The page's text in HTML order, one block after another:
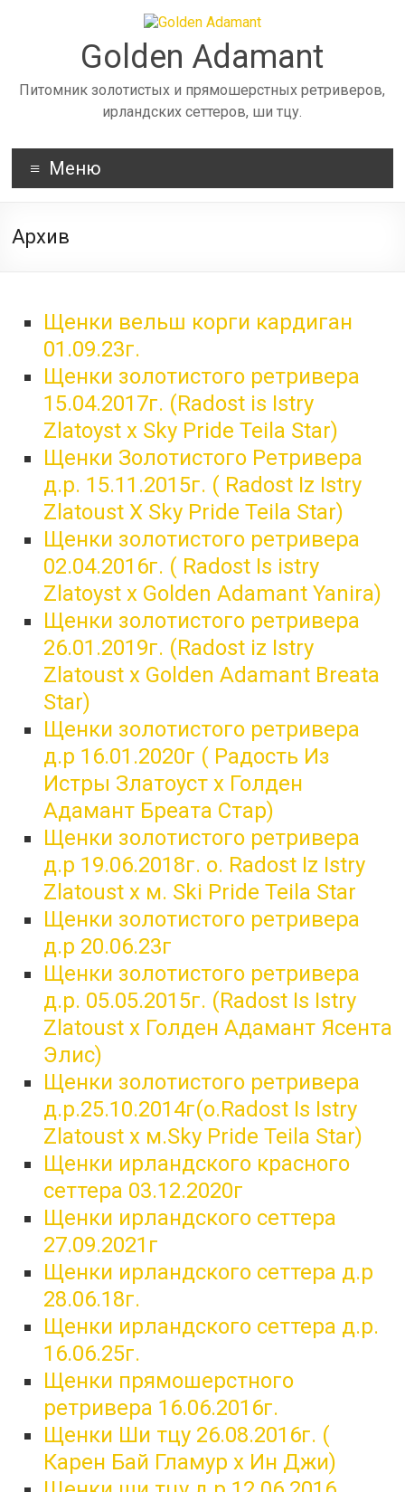
Golden Adamant
Питомник золотистых и прямошерстных ретриверов,
ирландских сеттеров, ши тцу.
Меню
Архив
Щенки вельш корги кардиган
01.09.23г.
Щенки золотистого ретривера
15.04.2017г. (Radost is Istry
Zlatoyst x Sky Pride Teila Star)
Щенки Золотистого Ретривера
д.р. 15.11.2015г. ( Radost Iz Istry
Zlatoust X Sky Pride Teila Star)
Щенки золотистого ретривера
02.04.2016г. ( Radost Is istry
Zlatoyst x Golden Adamant Yanira)
Щенки золотистого ретривера
26.01.2019г. (Radost iz Istry
Zlatoust x Golden Adamant Breata
Star)
Щенки золотистого ретривера
д.р 16.01.2020г ( Радость Из
Истры Златоуст х Голден
Адамант Бреата Стар)
Щенки золотистого ретривера
д.р 19.06.2018г. о. Radost Iz Istry
Zlatoust x м. Ski Pride Teila Star
Щенки золотистого ретривера
д.р 20.06.23г
Щенки золотистого ретривера
д.р. 05.05.2015г. (Radost Is Istry
Zlatoust x Голден Адамант Ясента
Элис)
Щенки золотистого ретривера
д.р.25.10.2014г(о.Radost Is Istry
Zlatoust x м.Sky Pride Teila Star)
Щенки ирландского красного
сеттера 03.12.2020г
Щенки ирландского сеттера
27.09.2021г
Щенки ирландского сеттера д.р
28.06.18г.
Щенки ирландского сеттера д.р.
16.06.25г.
Щенки прямошерстного
ретривера 16.06.2016г.
Щенки Ши тцу 26.08.2016г. (
Карен Бай Гламур х Ин Джи)